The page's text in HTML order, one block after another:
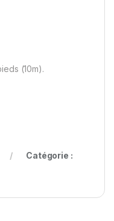
(10m).
Catégorie :